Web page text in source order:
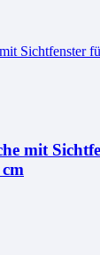
mit